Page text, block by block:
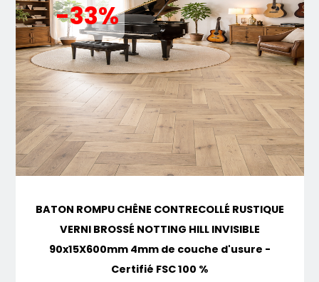
-33%
BATON ROMPU CHÊNE CONTRECOLLÉ RUSTIQUE
VERNI BROSSÉ NOTTING HILL INVISIBLE
90x15X600mm 4mm de couche d'usure -
Certifié FSC 100 %